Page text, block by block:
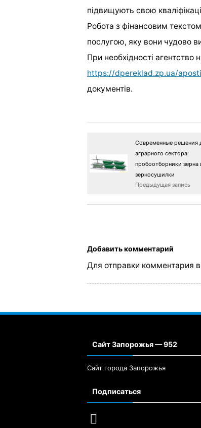
підвищують свою
Робота з фінансовим
послугою, яку вони чудово
При необхідності
https://dpereklad.zp.ua/
документів.
Современные решения
аграрного сектора:
пробоотборники зерна
зерносушилки
Предыдущая запись
Добавить комментарий
Для отправки комментария
Сайт Запорожья — 952
Сайт города Запорожья
Подписаться